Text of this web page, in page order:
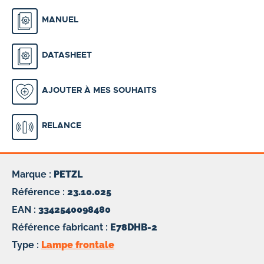
MANUEL
DATASHEET
AJOUTER À MES SOUHAITS
RELANCE
Marque : PETZL
Référence : 23.10.025
EAN : 3342540098480
Référence fabricant : E78DHB-2
Type : Lampe frontale